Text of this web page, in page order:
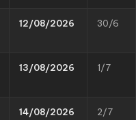
12/08/2026 30/6
13/08/2026 1/7
14/08/2026 2/7